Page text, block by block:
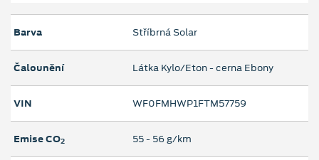
Barva Stříbrná Solar
Čalounění Látka Kylo/Eton - cerna Ebony
VIN WF0FMHWP1FTM57759
Emise CO2 55 ‐ 56 g/km